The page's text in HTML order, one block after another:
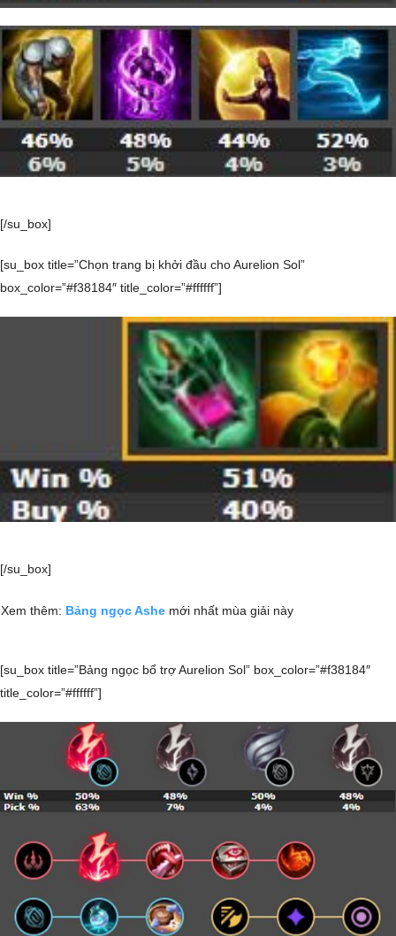
[/su_box]
[su_box title=”Chọn trang bị khởi đầu cho Aurelion Sol”
box_color=”#f38184″ title_color=”#ffffff”]
[/su_box]
Xem thêm: Bảng ngọc Ashe mới nhất mùa giải này
[su_box title=”Bảng ngọc bổ trợ Aurelion Sol” box_color=”#f38184″
title_color=”#ffffff”]